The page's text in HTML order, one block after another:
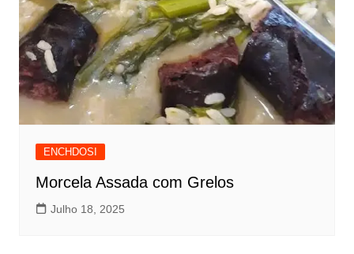
ENCHDOSI
Morcela Assada com Grelos
Julho 18, 2025